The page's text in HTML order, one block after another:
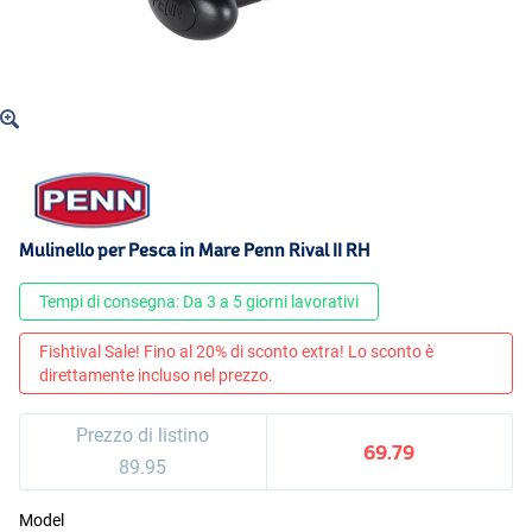
Mulinello per Pesca in Mare Penn Rival II RH
Tempi di consegna: Da 3 a 5 giorni lavorativi
Fishtival Sale! Fino al 20% di sconto extra! Lo sconto è
direttamente incluso nel prezzo.
Prezzo di listino
89.95
69.79
Model